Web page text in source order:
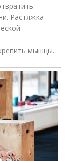
Растяжка
мышцы.